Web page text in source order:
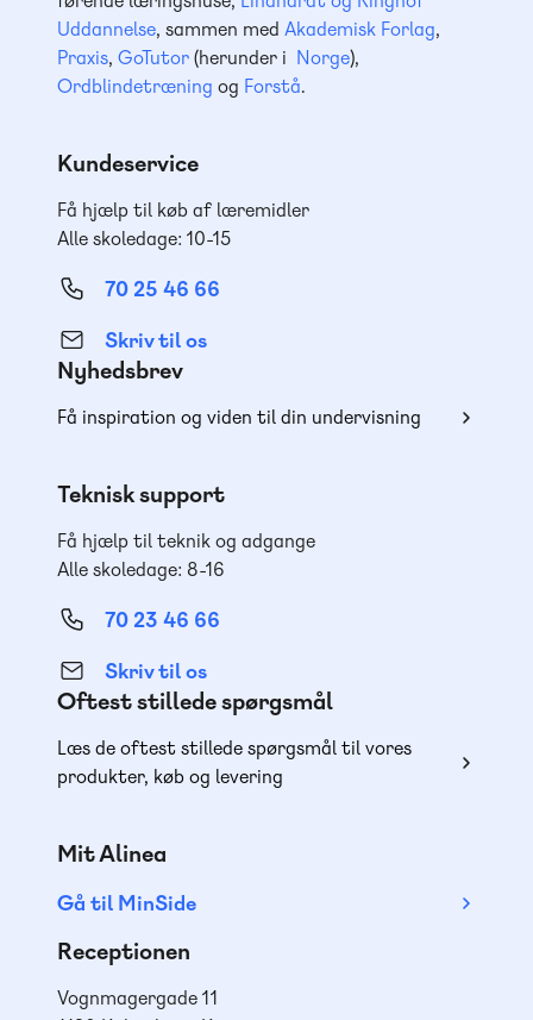
Uddannelse, sammen med Akademisk Forlag,
Praxis, GoTutor(herunder i Norge),
Ordblindetræning og Forstå.
Kundeservice
Få hjælp til køb af læremidler
Alle skoledage: 10-15
70 25 46 66
Skriv til os
Nyhedsbrev
Få inspiration og viden til din undervisning
Teknisk support
Få hjælp til teknik og adgange
Alle skoledage: 8-16
70 23 46 66
Skriv til os
Oftest stillede spørgsmål
Læs de oftest stillede spørgsmål til vores
produkter, køb og levering
Mit Alinea
Gå til MinSide
Receptionen
Vognmagergade 11